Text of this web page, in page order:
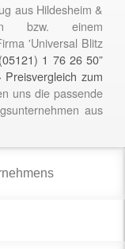
aus Hildesheim &
bzw. einem
'Universal Blitz
1 76 26 50”
zum
uns die passende
aus